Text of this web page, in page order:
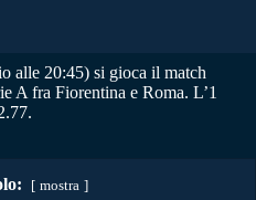
alle 20:45) si gioca il match
A fra Fiorentina e Roma. L’1
mostra